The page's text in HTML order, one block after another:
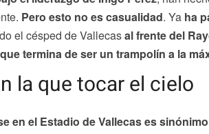
Pero esto no es casualidad. Ya ha
el césped de Vallecasal frente del
termina de ser un trampolín a la
la que tocar el cielo
en el Estadio de Vallecas es